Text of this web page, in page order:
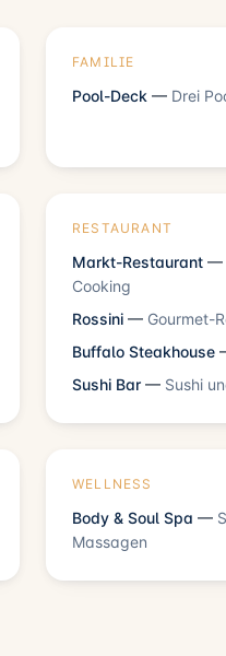
FAMILIE
Pool-Deck — Drei
RESTAURANT
Markt-Restaurant —
Cooking
Rossini — Gourmet-
Buffalo Steakhouse
Sushi Bar — Sushi
WELLNESS
Body & Soul Spa —
Massagen